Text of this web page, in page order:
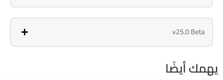
v25.0 Beta
يهمك أيضًا